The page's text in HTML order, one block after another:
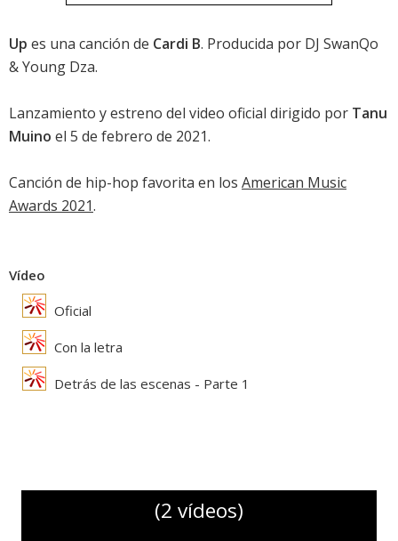
Up es una canción de Cardi B. Producida por DJ SwanQo
& Young Dza.
Lanzamiento y estreno del video oficial dirigido por Tanu
Muino el 5 de febrero de 2021.
Canción de hip-hop favorita en los American Music
Awards 2021.
Vídeo
Oficial
Con la letra
Detrás de las escenas - Parte 1
(2 vídeos)